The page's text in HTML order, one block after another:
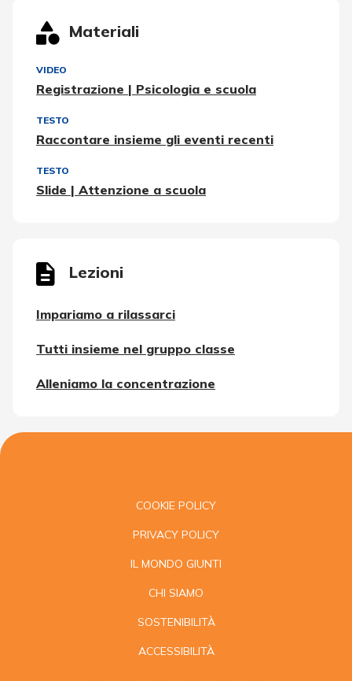
Materiali
VIDEO
Registrazione | Psicologia e scuola
TESTO
Raccontare insieme gli eventi recenti
TESTO
Slide | Attenzione a scuola
Lezioni
Impariamo a rilassarci
Tutti insieme nel gruppo classe
Alleniamo la concentrazione
COOKIE POLICY
PRIVACY POLICY
IL MONDO GIUNTI
CHI SIAMO
SOSTENIBILITÀ
ACCESSIBILITÀ